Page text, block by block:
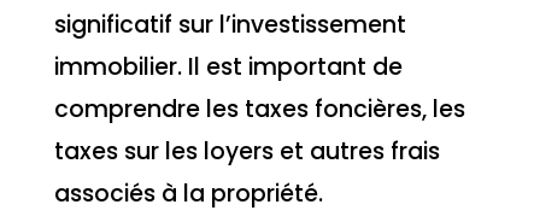
significatif sur l’investissement
immobilier. Il est important de
comprendre les taxes foncières, les
taxes sur les loyers et autres frais
associés à la propriété.